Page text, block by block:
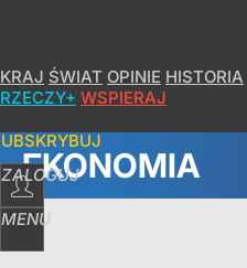
KRAJ ŚWIAT OPINIE HISTORIA
RZECZY+ WSPIERAJ
ZALOGUJ
MENU
EKONOMIA